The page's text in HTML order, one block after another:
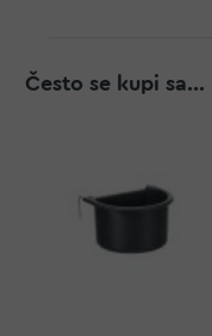
Često se kupi sa...